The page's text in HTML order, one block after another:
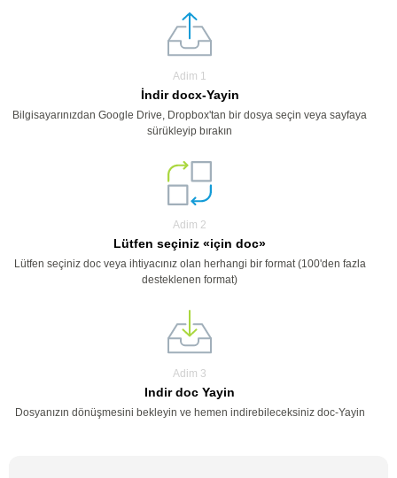
Adim 1
İndir docx-Yayin
Bilgisayarınızdan Google Drive, Dropbox'tan bir dosya seçin veya sayfaya
sürükleyip bırakın
Adim 2
Lütfen seçiniz «için doc»
Lütfen seçiniz doc veya ihtiyacınız olan herhangi bir format (100'den fazla
desteklenen format)
Adim 3
Indir doc Yayin
Dosyanızın dönüşmesini bekleyin ve hemen indirebileceksiniz doc-Yayin